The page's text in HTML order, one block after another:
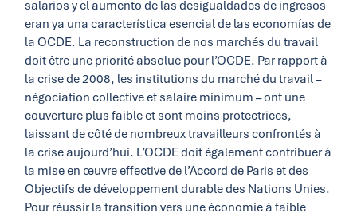
salarios y el aumento de las desigualdades de ingresos
eran ya una característica esencial de las economías de
la OCDE. La reconstruction de nos marchés du travail
doit être une priorité absolue pour l’OCDE. Par rapport à
la crise de 2008, les institutions du marché du travail –
négociation collective et salaire minimum – ont une
couverture plus faible et sont moins protectrices,
laissant de côté de nombreux travailleurs confrontés à
la crise aujourd’hui. L’OCDE doit également contribuer à
la mise en œuvre effective de l’Accord de Paris et des
Objectifs de développement durable des Nations Unies.
Pour réussir la transition vers une économie à faible